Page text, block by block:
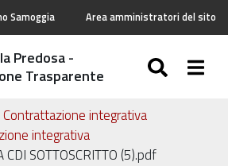
Samoggia Area amministratori del sito
Predosa -
Trasparente
Contrattazione integrativa
integrativa
SOTTOSCRITTO (5).pdf